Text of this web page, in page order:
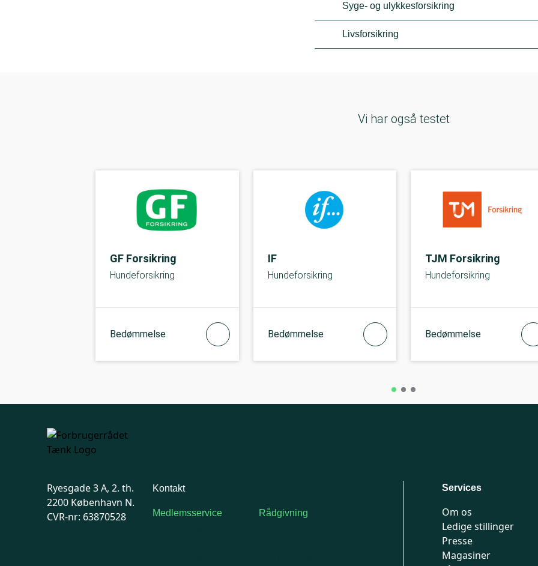
Syge- og ulykkesforsikring
Livsforsikring
Vi har også testet
GF Forsikring
Hundeforsikring
Bedømmelse
IF
Hundeforsikring
Bedømmelse
TJM Forsikring
Hundeforsikring
Bedømmelse
Ryesgade 3 A, 2. th.
2200 København N.
CVR-nr: 63870528
Kontakt
Medlemsservice Rådgivning
Services
Om os
Ledige stillinger
Presse
Magasiner